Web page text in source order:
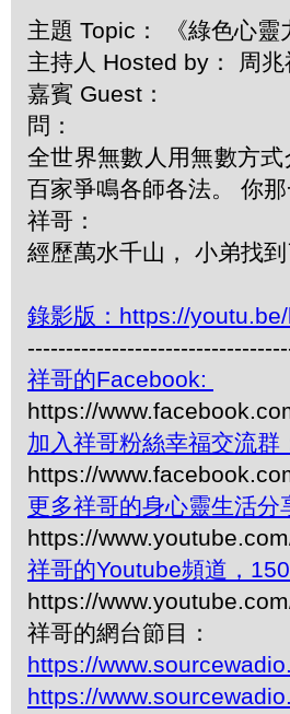
主題 Topic： 《綠色心
主持人 Hosted by： 周兆
嘉賓 Guest：
問：
全世界無數人用無數方
百家爭鳴各師各法。 你
祥哥：
經歷萬水千山， 小弟找
錄影版：https://
祥哥的Facebook:
https://
加入祥哥粉絲幸福交流群
https://
更多祥哥的身心靈生活分
https://
祥哥的Youtube頻道，
https://
祥哥的網台節目：
https://
https://